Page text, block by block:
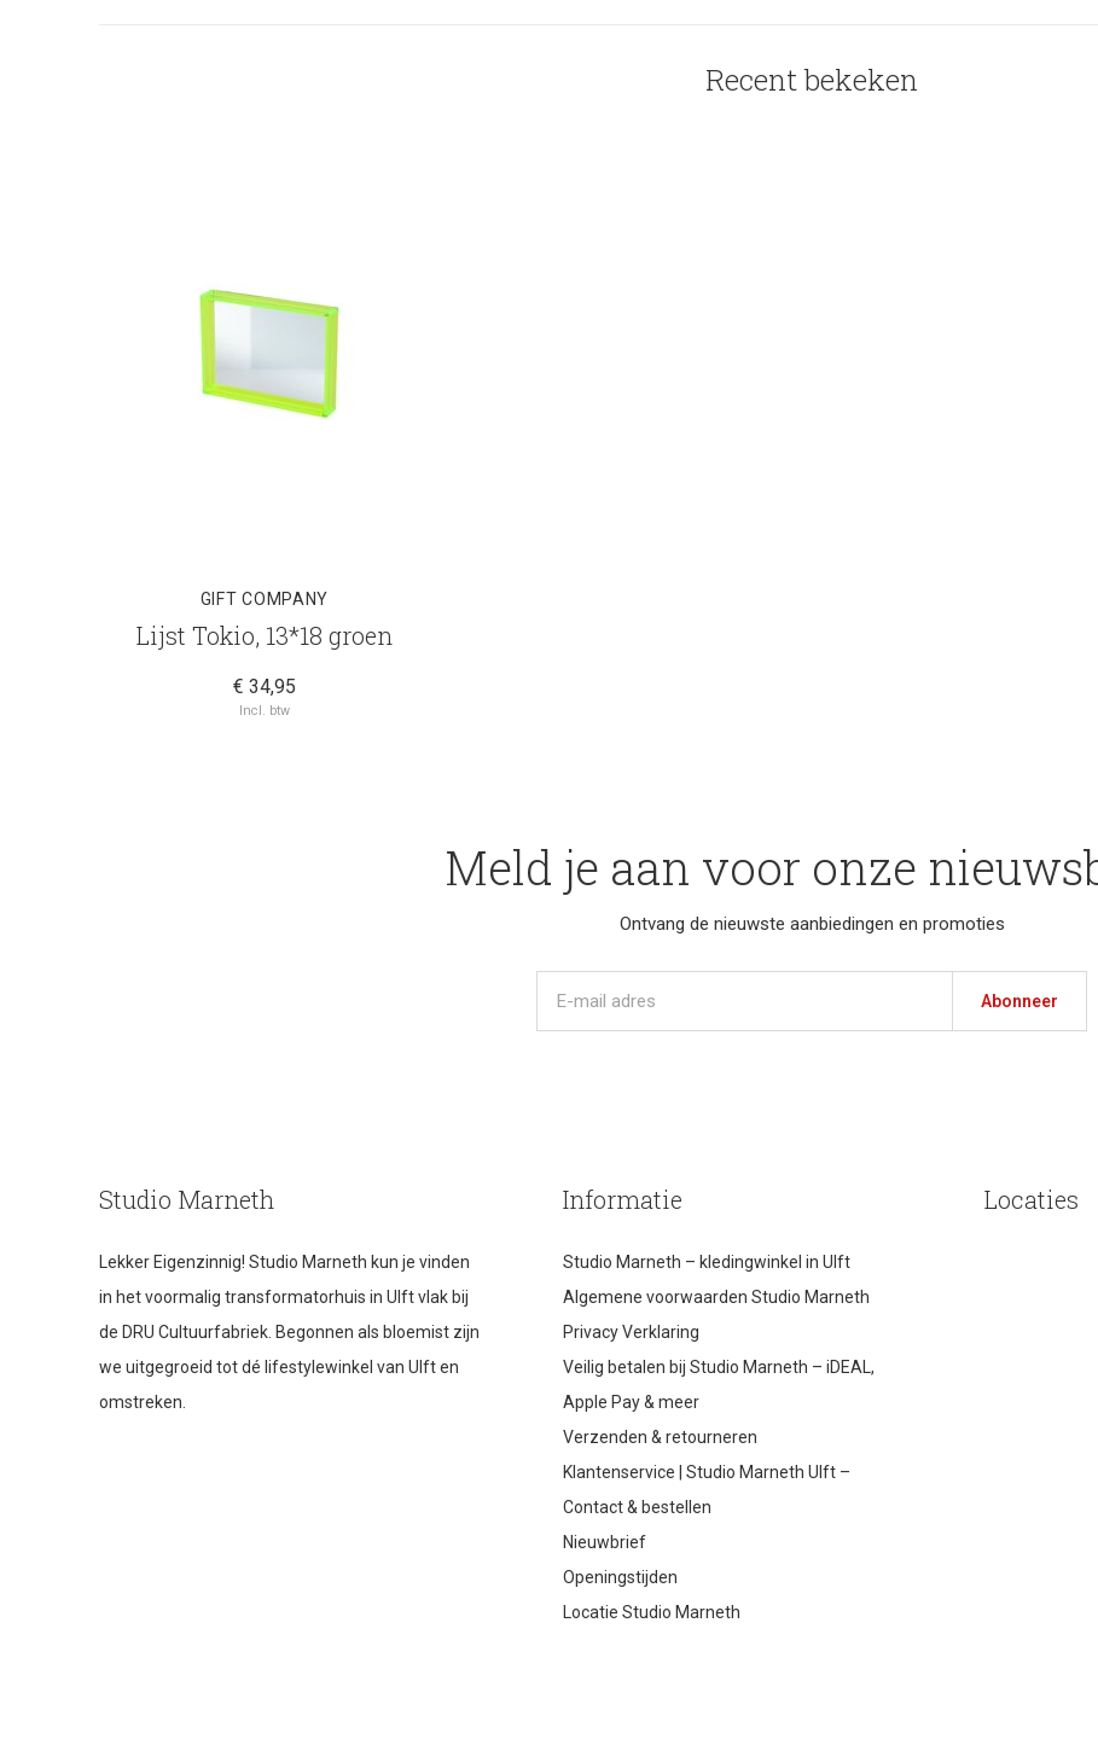
Recent bekeken
GIFT COMPANY
Lijst Tokio, 13*18 groen
€ 34,95
Incl. btw
Meld je aan voor onze
Ontvang de nieuwste aanbiedingen en promoties
Abonneer
Studio Marneth
Lekker Eigenzinnig! Studio Marneth kun je vinden
in het voormalig transformatorhuis in Ulft vlak bij
de DRU Cultuurfabriek. Begonnen als bloemist zijn
we uitgegroeid tot dé lifestylewinkel van Ulft en
omstreken.
Informatie
Studio Marneth – kledingwinkel in Ulft
Algemene voorwaarden Studio Marneth
Privacy Verklaring
Veilig betalen bij Studio Marneth – iDEAL,
Apple Pay & meer
Verzenden & retourneren
Klantenservice | Studio Marneth Ulft –
Contact & bestellen
Nieuwbrief
Openingstijden
Locatie Studio Marneth
Locaties